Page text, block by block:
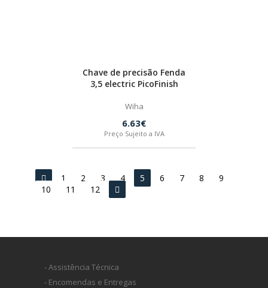
BOSTIK
SILICONE
LIXAS - DISCO GRANAT Ø 150
LIXAS - DISCO GRANAT Ø 90
Chave de precisão Fenda
3,5 electric PicoFinish
Wiha
6.63€
Preço Sujeito a IVA
1 2 3 4 5 6 7 8
9
10
11 12
- Assistência Técnica
- Encomendas e Entregas